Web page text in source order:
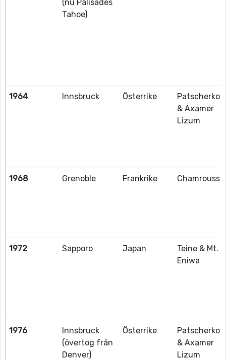
(nu Palisades
Tahoe)
1964 Innsbruck Österrike
& Axamer
Lizum
1968 Grenoble Frankrike Chamrousse
1972 Sapporo Japan
Teine & Mt.
Eniwa
1976
Innsbruck
(övertog från
Denver)
Österrike
& Axamer
Lizum